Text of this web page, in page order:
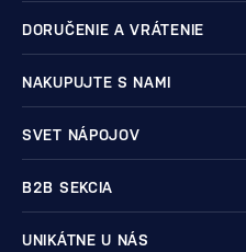
DORUČENIE A VRÁTENIE
NAKUPUJTE S NAMI
SVET NÁPOJOV
B2B SEKCIA
UNIKÁTNE U NÁS